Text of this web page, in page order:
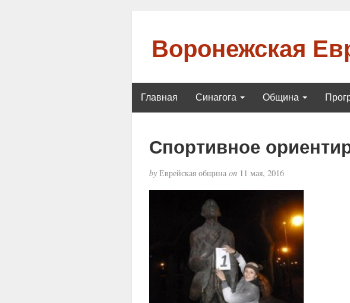
Воронежская
Главная Синагога Община
Спортивное
byЕврейская община on11 мая, 2016